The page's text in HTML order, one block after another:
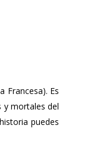
Francesa). Es
y mortales del
puedes